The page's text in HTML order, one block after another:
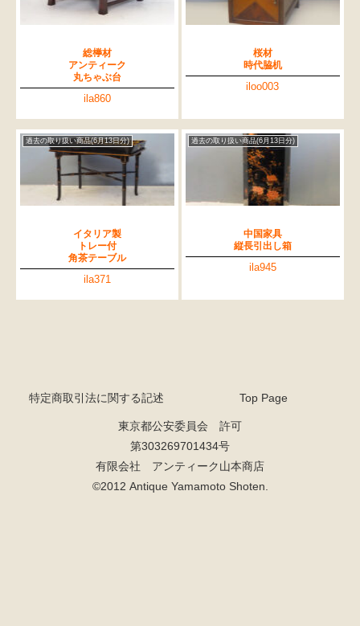
総﨔材
アンティーク
丸ちゃぶ台
ila860
桜材
時代脇机
iloo003
過去の取り扱い商品(6月13日分)
イタリア製
トレー付
角茶テーブル
ila371
過去の取り扱い商品(6月13日分)
中国家具
縦長引出し箱
ila945
特定商取引法に関する記述 Top Page
東京都公安委員会 許可
第303269701434号
有限会社 アンティーク山本商店
©2012 Antique Yamamoto Shoten.